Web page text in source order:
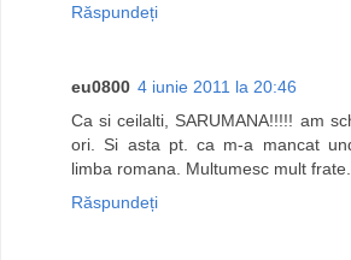
Răspundeți
eu0800 4 iunie 2011 la 20:46
Ca si ceilalti, SARUMANA!!!!! am
ori. Si asta pt. ca m-a mancat
limba romana. Multumesc mult frate.
Răspundeți